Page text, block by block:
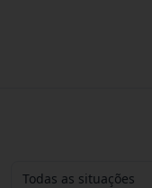
Todas as situações